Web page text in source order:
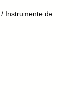
/ Instrumente de